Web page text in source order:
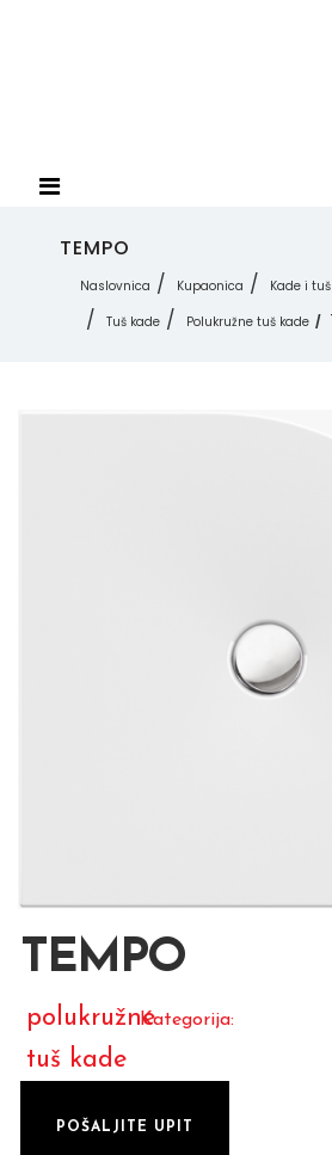
TEMPO
Naslovnica Kupaonica
Kade i
Tuš kade
Polukružne tuš kade
TEMPO
Kategorija:
polukružne
tuš kade
POŠALJITE UPIT